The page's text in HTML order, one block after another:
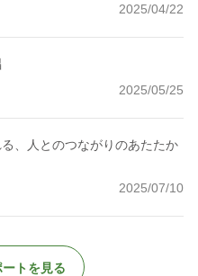
2025/04/22
2025/05/25
、人とのつながりのあたたか
2025/07/10
トを見る